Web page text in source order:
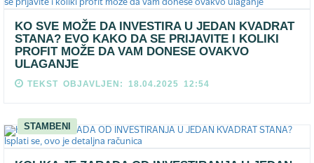
KO SVE MOŽE DA INVESTIRA U JEDAN KVADRAT
STANA? EVO KAKO DA SE PRIJAVITE I KOLIKI
PROFIT MOŽE DA VAM DONESE OVAKVO
ULAGANJE
TEKST OBJAVLJEN: 18.04.2025 12:54
STAMBENI